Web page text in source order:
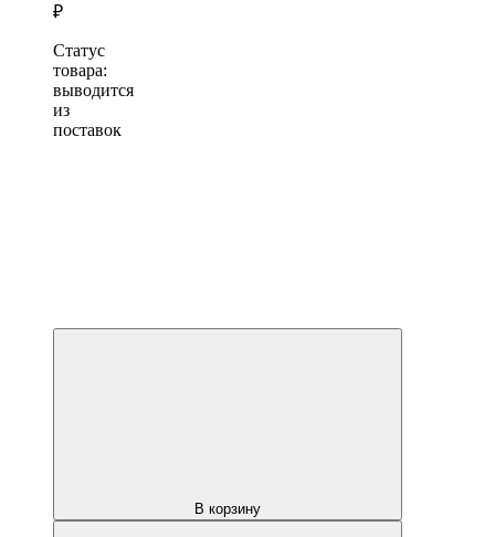
₽
Статус
товара:
выводится
из
поставок
В корзину